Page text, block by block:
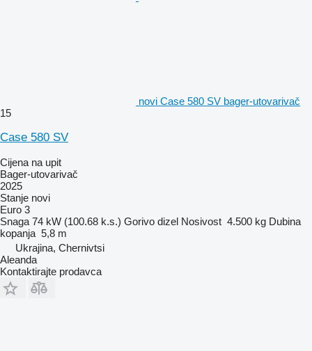
novi Case 580 SV bager-utovarivač
15
Case 580 SV
Cijena na upit
Bager-utovarivač
2025
Stanje novi
Euro 3
Snaga 74 kW (100.68 k.s.) Gorivo dizel Nosivost 4.500 kg Dubina
kopanja 5,8 m
Ukrajina, Chernivtsi
Aleanda
Kontaktirajte prodavca